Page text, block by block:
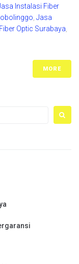
Instalasi Fiber
Jasa
Optic Surabaya
MORE